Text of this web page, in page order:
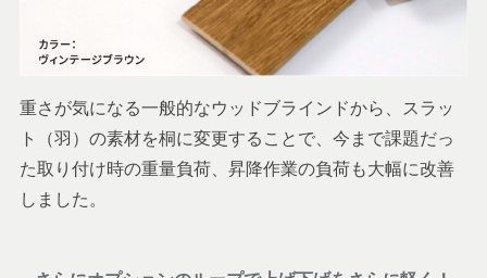
重さが気になる一般的なウッドブラインドから、スラッ
ト（羽）の素材を桐に変更することで、今まで課題だっ
た取り付け時の重量負荷、昇降作業の負荷も大幅に改善
しました。